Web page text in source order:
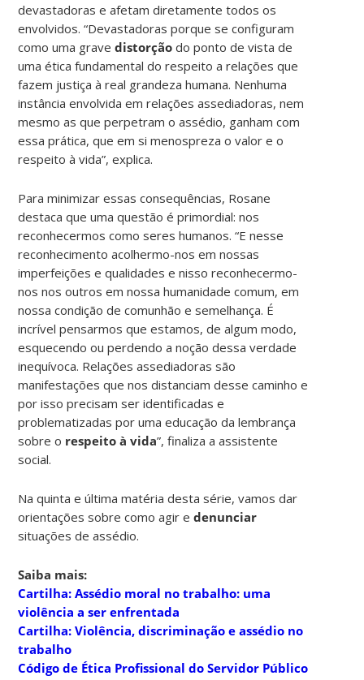
devastadoras e afetam diretamente todos os
envolvidos. “Devastadoras porque se configuram
como uma gravedistorção do ponto de vista de
uma ética fundamental do respeito a relações que
fazem justiça à real grandeza humana. Nenhuma
instância envolvida em relações assediadoras, nem
mesmo as que perpetram o assédio, ganham com
essa prática, que em si menospreza o valor e o
respeito à vida”, explica.
Para minimizar essas consequências, Rosane
destaca que uma questão é primordial: nos
reconhecermos como seres humanos. “E nesse
reconhecimento acolhermo-nos em nossas
imperfeições e qualidades e nisso reconhecermo-
nos nos outros em nossa humanidade comum, em
nossa condição de comunhão e semelhança. É
incrível pensarmos que estamos, de algum modo,
esquecendo ou perdendo a noção dessa verdade
inequívoca. Relações assediadoras são
manifestações que nos distanciam desse caminho e
por isso precisam ser identificadas e
problematizadas por uma educação da lembrança
sobre o respeito à vida”, finaliza a assistente
social.
Na quinta e última matéria desta série, vamos dar
orientações sobre como agir edenunciar
situações de assédio.
Saiba mais:
Cartilha: Assédio moral no trabalho: uma
violência a ser enfrentada
Cartilha: Violência, discriminação e assédio no
trabalho
Código de Ética Profissional do Servidor Público